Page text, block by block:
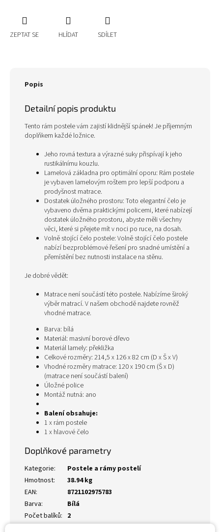
ZEPTAT SE HLÍDAT SDÍLET
Popis
Detailní popis produktu
Tento rám postele vám zajistí klidnější spánek! Je příjemným
doplňkem každé ložnice.
Jeho rovná textura a výrazné suky přispívají k jeho
rustikálnímu kouzlu.
Lamelová základna pro optimální oporu: Rám postele
je vybaven lamelovým roštem pro lepší podporu a
prodyšnost matrace.
Dostatek úložného prostoru: Toto elegantní čelo je
vybaveno dvěma praktickými policemi, které nabízejí
dostatek úložného prostoru, abyste měli všechny
věci, které si přejete mít v noci po ruce, na dosah.
Volně stojící čelo postele: Volně stojící čelo postele
nabízí bezproblémové řešení pro snadné umístění a
přemístění bez nutnosti instalace na stěnu.
Je dobré vědět:
Matrace není součástí této postele. Nabízíme široký
výběr matrací. V našem obchodě najdete rovněž
vhodné matrace.
Barva: bílá
Materiál: masivní borové dřevo
Materiál lamely: překližka
Celkové rozměry: 214,5 x 126 x 82 cm (D x Š x V)
Vhodné rozměry matrace: 120 x 190 cm (Š x D)
(matrace není součástí balení)
Úložné police
Montáž nutná: ano
Balení obsahuje:
1 x rám postele
1 x hlavové čelo
Doplňkové parametry
Kategorie:
Postele a rámy postelí
Hmotnost:
38.94 kg
EAN:
8721102975783
Barva:
Bílá
Počet balíků: 2